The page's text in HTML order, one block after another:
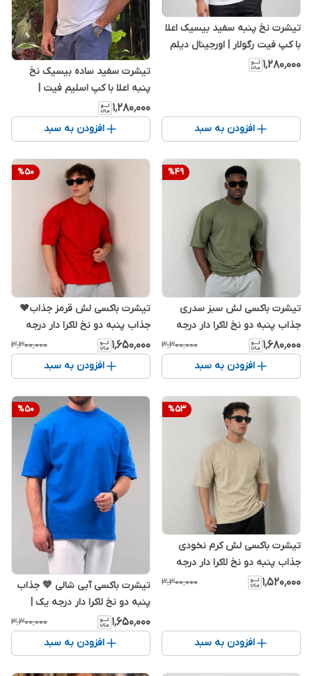
تیشرت نخ پنبه سفید بیسیک اعلا
با کپ فیت رگولار | اورجینال دیلم
۱٬۲۸۰٬۰۰۰
افزودن به سبد
تیشرت سفید ساده بیسیک نخ
پنبه اعلا با کپ اسلیم فیت |
اورجینال دیلم
۱٬۲۸۰٬۰۰۰
افزودن به سبد
%49
تیشرت باکسی لش سبز سدری
جذاب پنبه دو نخ لاکرا دار درجه
یک |
۱٬۶۸۰٬۰۰۰ ۳٬۳۰۰٬۰۰۰
افزودن به سبد
%50
تیشرت باکسی لش قرمز جذاب❤️
جذاب پنبه دو نخ لاکرا دار درجه
یک | اورجینال دیلم
۱٬۶۵۰٬۰۰۰ ۳٬۳۰۰٬۰۰۰
افزودن به سبد
%53
تیشرت باکسی لش کرم نخودی
جذاب پنبه دو نخ لاکرا دار درجه
یک |
۱٬۵۲۰٬۰۰۰ ۳٬۳۰۰٬۰۰۰
افزودن به سبد
%50
تیشرت باکسی آبی شالی 💙 جذاب
پنبه دو نخ لاکرا دار درجه یک |
۱٬۶۵۰٬۰۰۰ ۳٬۳۰۰٬۰۰۰
افزودن به سبد